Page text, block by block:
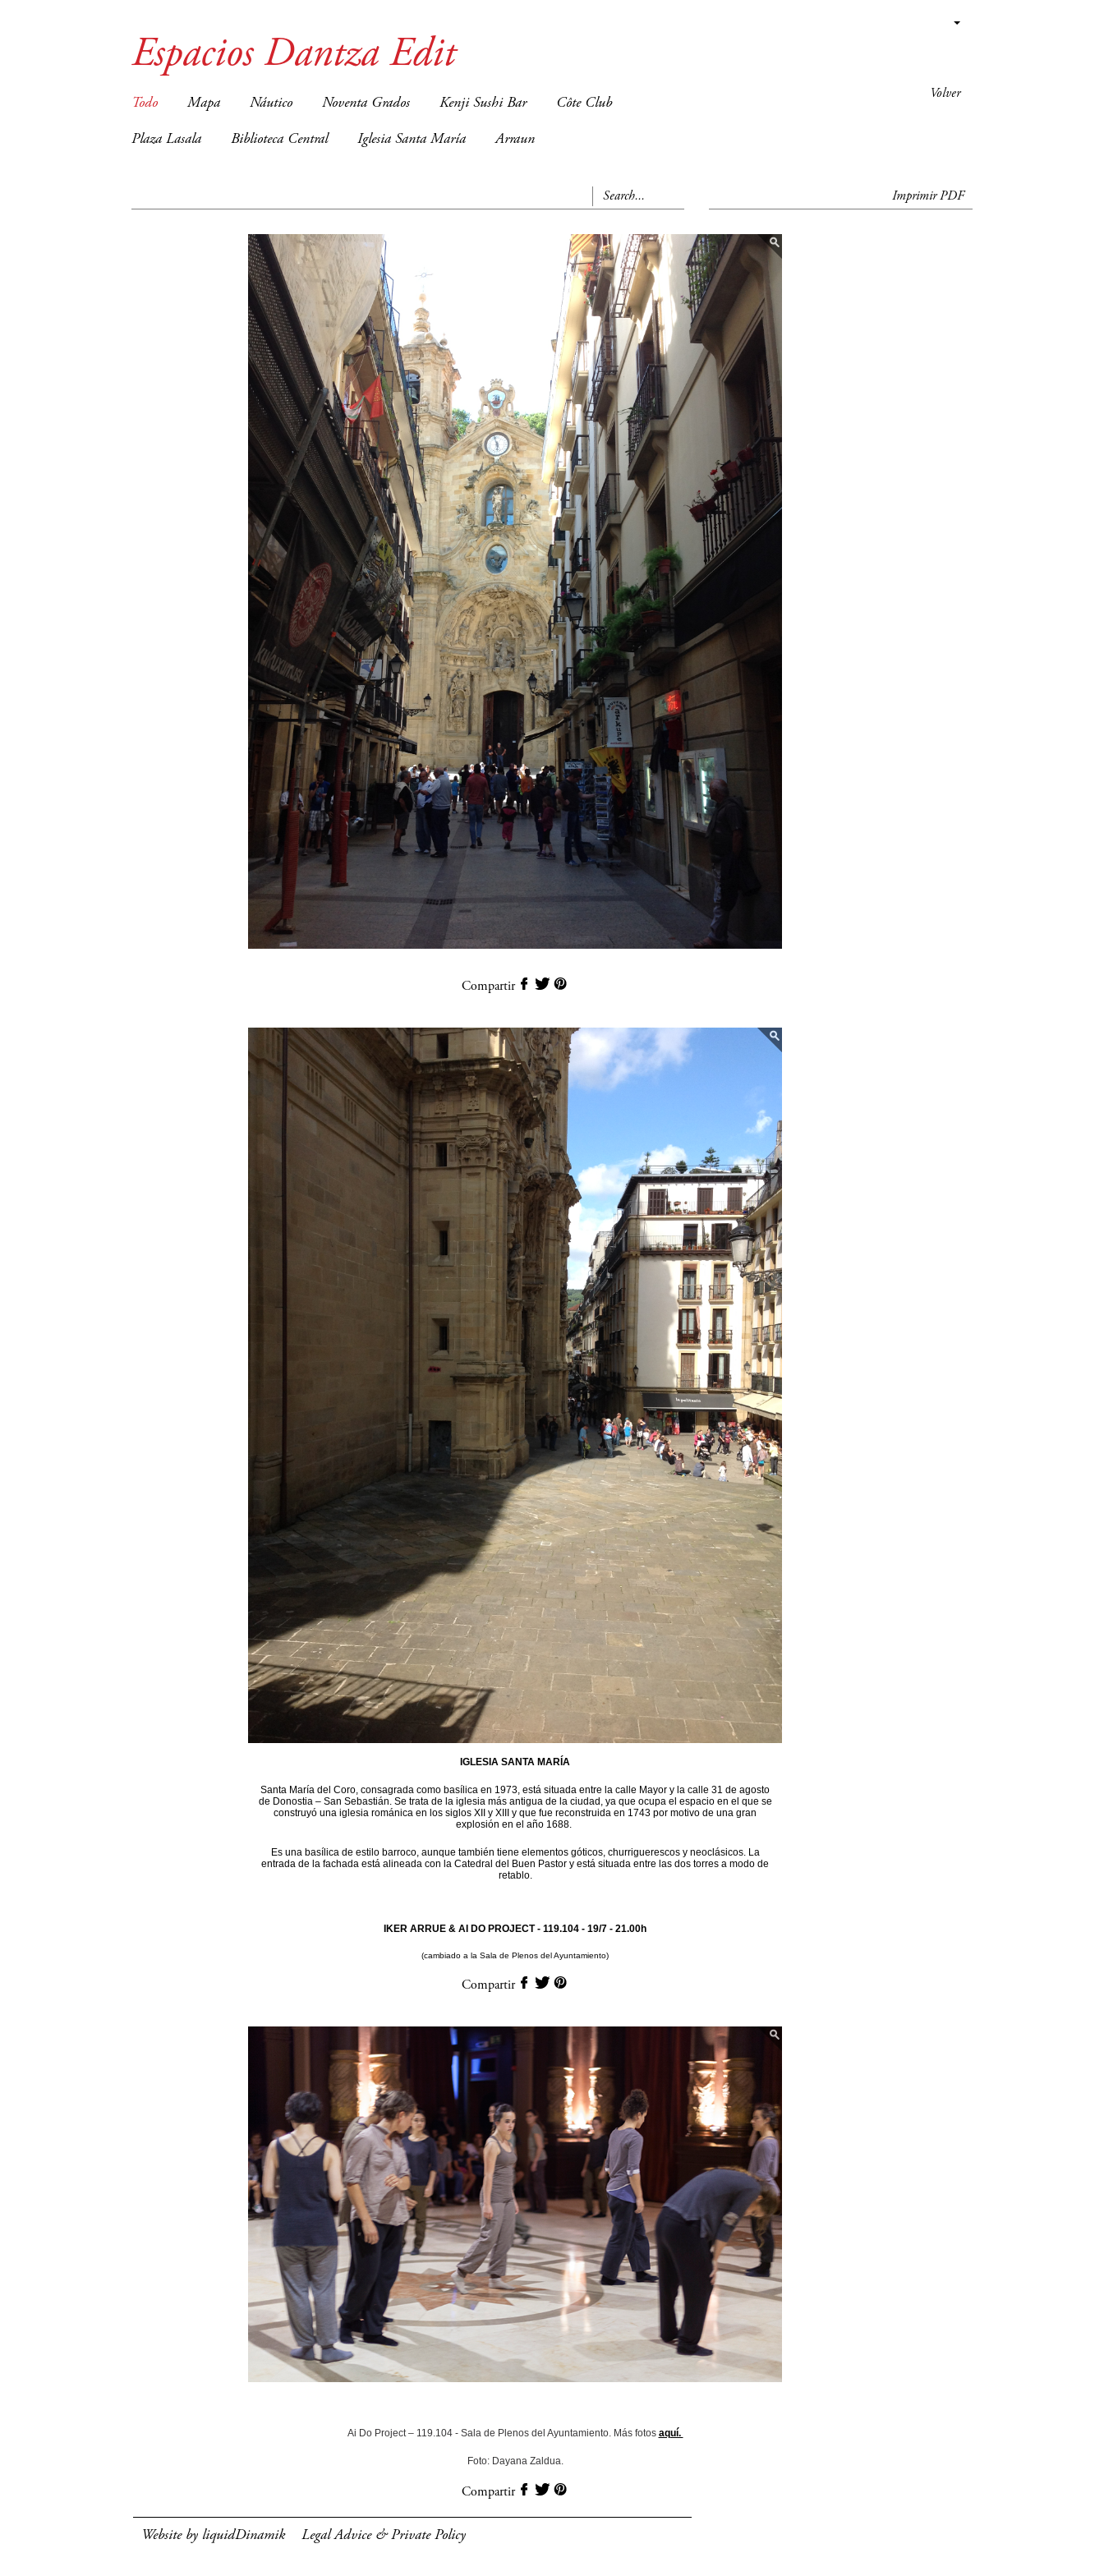
Volver
Espacios Dantza Edit
Todo Mapa Náutico Noventa Grados Kenji Sushi Bar Côte Club
Plaza Lasala Biblioteca Central Iglesia Santa María Arraun
Imprimir PDF
Compartir
IGLESIA SANTA MARÍA
Santa María del Coro, consagrada como basílica en 1973, está situada entre la calle Mayor y la calle 31 de agosto
de Donostia – San Sebastián. Se trata de la iglesia más antigua de la ciudad, ya que ocupa el espacio en el que se
construyó una iglesia románica en los siglos XII y XIII y que fue reconstruida en 1743 por motivo de una gran
explosión en el año 1688.
Es una basílica de estilo barroco, aunque también tiene elementos góticos, churriguerescos y neoclásicos. La
entrada de la fachada está alineada con la Catedral del Buen Pastor y está situada entre las dos torres a modo de
retablo.
IKER ARRUE & AI DO PROJECT - 119.104 - 19/7 - 21.00h
(cambiado a la Sala de Plenos del Ayuntamiento)
Compartir
Ai Do Project – 119.104 - Sala de Plenos del Ayuntamiento. Más fotos aquí.
Foto: Dayana Zaldua.
Compartir
Website by liquidDinamik Legal Advice & Private Policy